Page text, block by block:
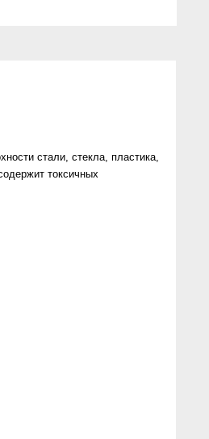
стали, стекла, пластика,
токсичных